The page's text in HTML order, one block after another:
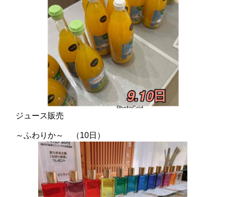
ジュース販売
～ふわりか～ （10日）